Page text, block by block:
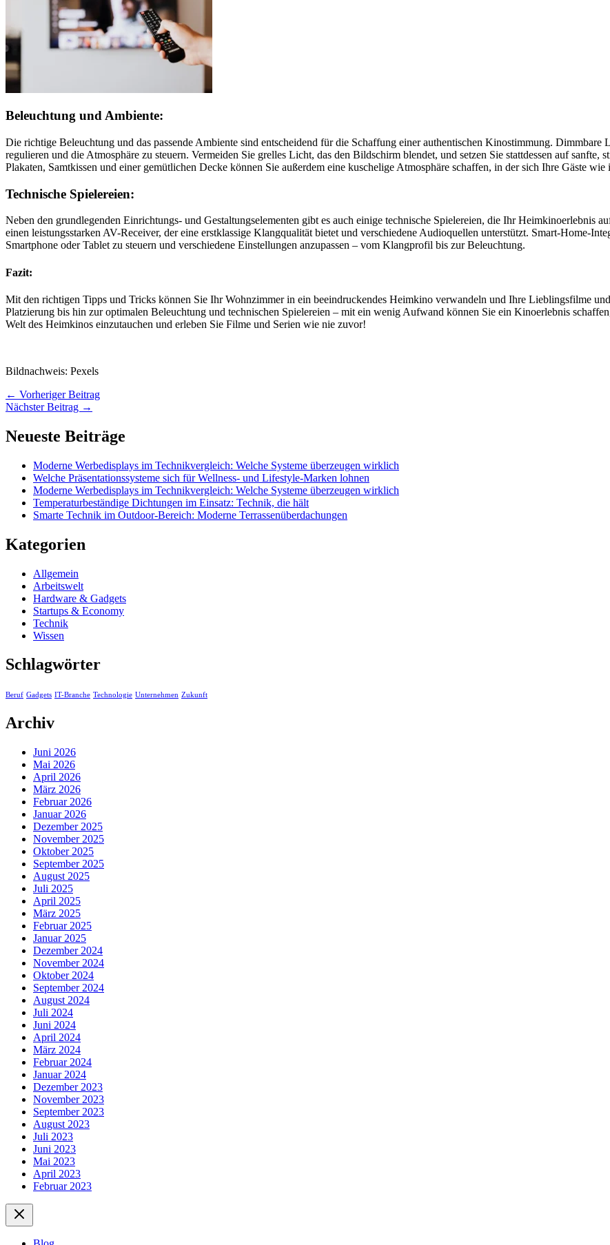
Beleuchtung und Ambiente:
Die richtige Beleuchtung und das passende Ambiente sind entscheidend für die Schaffung einer authentischen Kinostimmung.
regulieren und die Atmosphäre zu steuern. Vermeiden Sie grelles Licht, das den Bildschirm blendet, und setzen Sie stattdessen auf
Plakaten, Samtkissen und einer gemütlichen Decke können Sie außerdem eine kuschelige Atmosphäre schaffen, in der sich Ihre Gäste
Technische Spielereien:
Neben den grundlegenden Einrichtungs- und Gestaltungselementen gibt es auch einige technische Spielereien, die Ihr Heimkinoerlebnis
einen leistungsstarken AV-Receiver, der eine erstklassige Klangqualität bietet und verschiedene Audioquellen unterstützt. Smart-Home-
Smartphone oder Tablet zu steuern und verschiedene Einstellungen anzupassen – vom Klangprofil bis zur Beleuchtung.
Fazit:
Mit den richtigen Tipps und Tricks können Sie Ihr Wohnzimmer in ein beeindruckendes Heimkino verwandeln und Ihre Lieblingsfilme
Platzierung bis hin zur optimalen Beleuchtung und technischen Spielereien – mit ein wenig Aufwand können Sie ein Kinoerlebnis
Welt des Heimkinos einzutauchen und erleben Sie Filme und Serien wie nie zuvor!
Bildnachweis: Pexels
← Vorheriger Beitrag
Nächster Beitrag →
Neueste Beiträge
Moderne Werbedisplays im Technikvergleich: Welche Systeme überzeugen wirklich
Welche Präsentationssysteme sich für Wellness- und Lifestyle-Marken lohnen
Moderne Werbedisplays im Technikvergleich: Welche Systeme überzeugen wirklich
Temperaturbeständige Dichtungen im Einsatz: Technik, die hält
Smarte Technik im Outdoor-Bereich: Moderne Terrassenüberdachungen
Kategorien
Allgemein
Arbeitswelt
Hardware & Gadgets
Startups & Economy
Technik
Wissen
Schlagwörter
Beruf Gadgets IT-Branche Technologie Unternehmen Zukunft
Archiv
Juni 2026
Mai 2026
April 2026
März 2026
Februar 2026
Januar 2026
Dezember 2025
November 2025
Oktober 2025
September 2025
August 2025
Juli 2025
April 2025
März 2025
Februar 2025
Januar 2025
Dezember 2024
November 2024
Oktober 2024
September 2024
August 2024
Juli 2024
Juni 2024
April 2024
März 2024
Februar 2024
Januar 2024
Dezember 2023
November 2023
September 2023
August 2023
Juli 2023
Juni 2023
Mai 2023
April 2023
Februar 2023